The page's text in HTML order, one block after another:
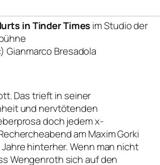
in Tinder Timesim Studio der
Gianmarco Bresadola
Das trieft in seiner
und nervtötenden
doch jedem x-
am Maxim Gorki
hinterher. Wenn man nicht
Wengenroth sich auf den